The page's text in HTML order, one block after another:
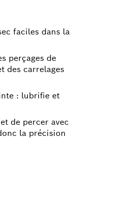
faciles dans la
perçages de
des carrelages
: lubrifie et
de percer avec
la précision